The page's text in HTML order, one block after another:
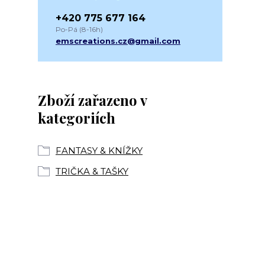
Zboží zařazeno v
kategoriích
FANTASY & KNÍŽKY
TRIČKA & TAŠKY
+420 775 677 164
Po-Pá (8-16h)
emscreations.cz@gmail.com